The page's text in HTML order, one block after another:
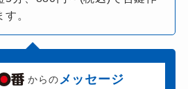
。
からの メッセージ